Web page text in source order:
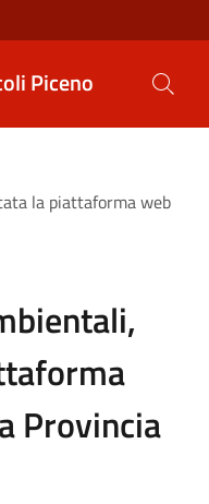
Piceno
la piattaforma web
Provincia